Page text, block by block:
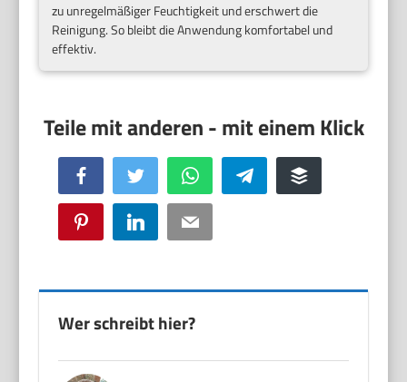
zu unregelmäßiger Feuchtigkeit und erschwert die
Reinigung. So bleibt die Anwendung komfortabel und
effektiv.
Facebook Twitter WhatsApp Telegram Buffer
Pinterest LinkedIn Email
Wer schreibt hier?